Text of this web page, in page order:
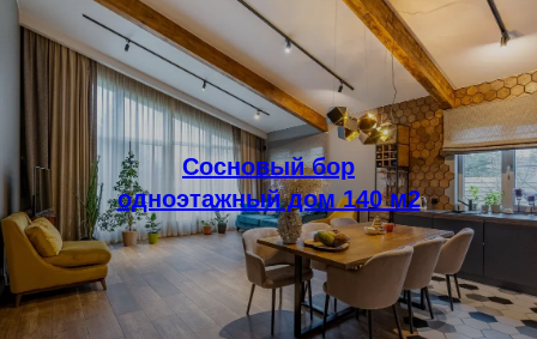
Сосновый бор
одноэтажный дом 140 м2